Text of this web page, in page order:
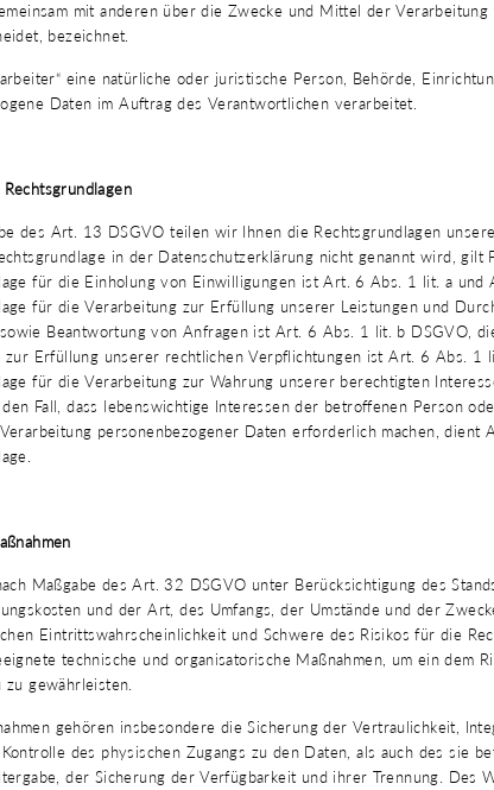
mit anderen über die Zwecke und Mittel der Verarbeitung
bezeichnet.
eine natürliche oder juristische Person, Behörde,
Daten im Auftrag des Verantwortlichen verarbeitet.
des Art. 13 DSGVO teilen wir Ihnen die Rechtsgrundlagen
in der Datenschutzerklärung nicht genannt wird, gilt
für die Einholung von Einwilligungen ist Art. 6 Abs. 1 lit. a und
für die Verarbeitung zur Erfüllung unserer Leistungen und
Beantwortung von Anfragen ist Art. 6 Abs. 1 lit. b DSGVO,
zur Erfüllung unserer rechtlichen Verpflichtungen ist Art. 6 Abs. 1
für die Verarbeitung zur Wahrung unserer berechtigten
den Fall, dass lebenswichtige Interessen der betroffenen Person
personenbezogener Daten erforderlich machen, dient
Maßgabe des Art. 32 DSGVO unter Berücksichtigung des
und der Art, des Umfangs, der Umstände und der
Eintrittswahrscheinlichkeit und Schwere des Risikos für die
technische und organisatorische Maßnahmen, um ein dem
zu gewährleisten.
gehören insbesondere die Sicherung der Vertraulichkeit,
des physischen Zugangs zu den Daten, als auch des sie
der Sicherung der Verfügbarkeit und ihrer Trennung. Des